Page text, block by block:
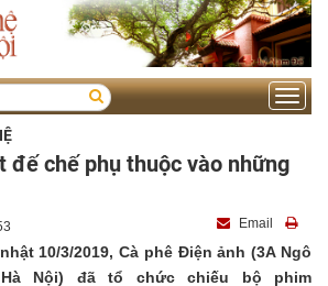
Toggle
đế chế phụ thuộc vào những
Email
10/3/2019, Cà phê Điện ảnh (3A Ngô
Hà Nội) đã tổ chức chiếu bộ phim